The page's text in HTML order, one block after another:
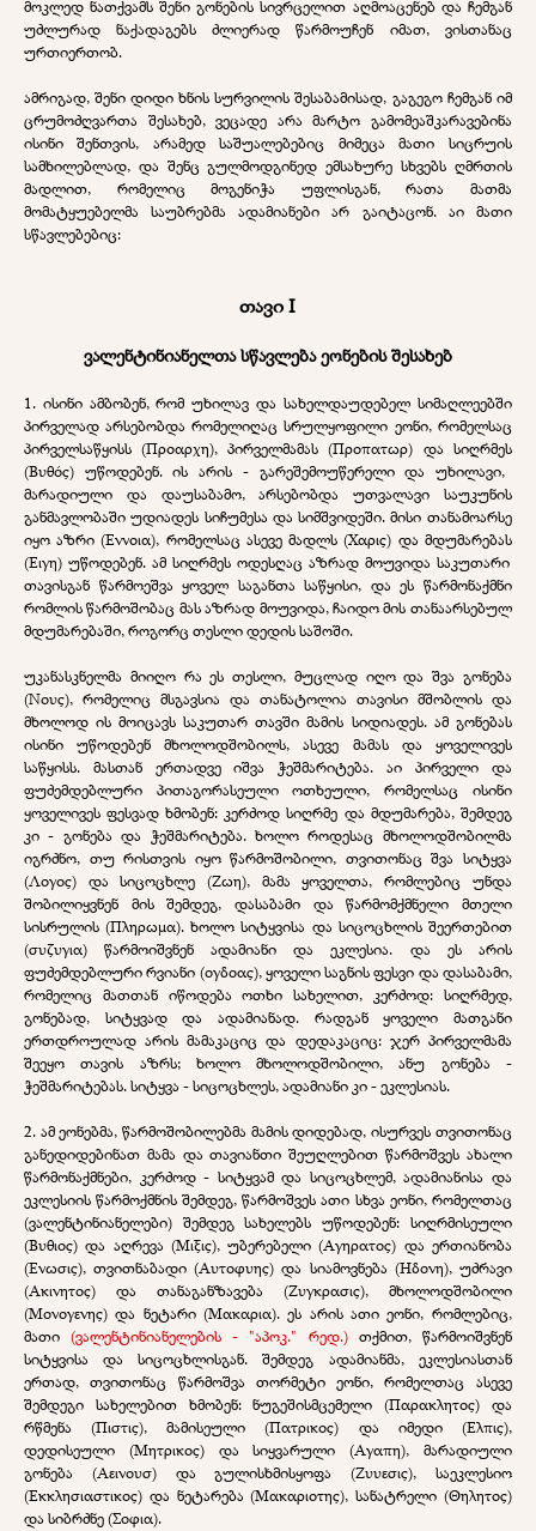
მოკლედ ნათქვამს შენი გონების სივრცელით აღმოაცენებ და ჩემგან
უძლურად ნაქადაგებს ძლიერად წარმოუჩენ იმათ, ვისთანაც
ურთიერთობ.
ამრიგად, შენი დიდი ხნის სურვილის შესაბამისად, გაგეგო ჩემგან იმ
ცრუმოძღვართა შესახებ, ვეცადე არა მარტო გამომეაშკარავებინა
ისინი შენთვის, არამედ საშუალებებიც მიმეცა მათი სიცრუის
სამხილებლად, და შენც გულმოდგინედ ემსახურე სხვებს ღმრთის
მადლით, რომელიც მოგენიჭა უფლისგან, რათა მათმა
მომატყუებელმა საუბრებმა ადამიანები არ გაიტაცონ. აი მათი
სწავლებებიც:
თავი I
ვალენტინიანელთა სწავლება ეონების შესახებ
1. ისინი ამბობენ, რომ უხილავ და სახელდაუდებელ სიმაღლეებში
პირველად არსებობდა რომელიღაც სრულყოფილი ეონი, რომელსაც
პირველსაწყისს (Προαρχη),პირველმამას (Προπατωρ) და სიღრმეს
(Βυθός) უწოდებენ. ის არის - გარეშემოუწერელი და უხილავი,
მარადიული და დაუსაბამო, არსებობდა უთვალავი საუკუნის
განმავლობაში უდიადეს სიჩუმესა და სიმშვიდეში. მისი თანამოარსე
იყო აზრი(Εννοια), რომელსაც ასევე მადლს(Χαρις) და მდუმარებას
(Ειγη) უწოდებენ. ამ სიღრმეს ოდესღაც აზრად მოუვიდა საკუთარი
თავისგან წარმოეშვა ყოველ საგანთა საწყისი, და ეს წარმონაქმნი
რომლის წარმოშობაც მას აზრად მოუვიდა, ჩაიდო მის თანაარსებულ
მდუმარებაში, როგორც თესლი დედის საშოში.
უკანასკნელმა მიიღო რა ეს თესლი, მუცლად იღო და შვა გონება
(Νους), რომელიც მსგავსია და თანატოლია თავისი მშობლის და
მხოლოდ ის მოიცავს საკუთარ თავში მამის სიდიადეს. ამ გონებას
ისინი უწოდებენ მხოლოდშობილს, ასევე მამას და ყოველივეს
საწყისს. მასთან ერთადვე იშვა ჭეშმარიტება. აი პირველი და
ფუძემდებლური პითაგორასეული ოთხეული, რომელსაც ისინი
ყოველივეს ფესვად ხმობენ: კერძოდ სიღრმე და მდუმარება, შემდეგ
კი - გონება და ჭეშმარიტება. ხოლო როდესაც მხოლოდშობილმა
იგრძნო, თუ რისთვის იყო წარმოშობილი, თვითონაც შვა სიტყვა
(Λογος) და სიცოცხლე (Ζωη), მამა ყოველთა, რომლებიც უნდა
შობილიყვნენ მის შემდეგ, დასაბამი და წარმომქმნელი მთელი
სისრულის (Πληρωμα). ხოლო სიტყვისა და სიცოცხლის შეერთებით
(συζυγια) წარმოიშვნენ ადამიანი და ეკლესია. და ეს არის
ფუძემდებლური რვიანი (ογδοας), ყოველი საგნის ფესვი და დასაბამი,
რომელიც მათთან იწოდება ოთხი სახელით, კერძოდ: სიღრმედ,
გონებად, სიტყვად და ადამიანად. რადგან ყოველი მათგანი
ერთდროულად არის მამაკაციც და დედაკაციც: ჯერ პირველმამა
შეეყო თავის აზრს; ხოლო მხოლოდშობილი, ანუ გონება -
ჭეშმარიტებას. სიტყვა - სიცოცხლეს, ადამიანი კი - ეკლესიას.
2. ამ ეონებმა, წარმოშობილებმა მამის დიდებად, ისურვეს თვითონაც
განედიდებინათ მამა და თავიანთი შეუღლებით წარმოშვეს ახალი
წარმონაქმნები, კერძოდ - სიტყვამ და სიცოცხლემ, ადამიანისა და
ეკლესიის წარმოქმნის შემდეგ, წარმოშვეს ათი სხვა ეონი, რომელთაც
(ვალენტინიანელები) შემდეგ სახელებს უწოდებენ: სიღრმისეული
(Βυθιος) და აღრევა (Μιξις), უბერებელი (Αγηρατος) და ერთიანობა
(Ενωσις), თვითნაბადი (Αυτοφυης) და სიამოვნება (Ηδονη), უძრავი
(Ακινητος) და თანაგანზავება (Ζυγκρασις), მხოლოდშობილი
(Μονογενης) და ნეტარი (Μακαρια). ეს არის ათი ეონი, რომლებიც,
მათი(ვალენტინიანელების - "აპოკ." რედ.)თქმით, წარმოიშვნენ
სიტყვისა და სიცოცხლისგან. შემდეგ ადამიანმა, ეკლესიასთან
ერთად, თვითონაც წარმოშვა თორმეტი ეონი, რომელთაც ასევე
შემდეგი სახელებით ხმობენ: ნუგეშისმცემელი (Παρακλητος) და
რწმენა (Πιστις), მამისეული (Πατρικος) და იმედი (Ελπις),
დედისეული (Μητρικος) და სიყვარული (Αγαπη), მარადიული
გონება (Αεινουσ) და გულისხმისყოფა (Ζυυεσις), საეკლესიო
(Εκκλησιαστικος) და ნეტარება (Μακαριοτης), სანატრელი (Θηλητος)
და სიბრძნე (Σοφια).